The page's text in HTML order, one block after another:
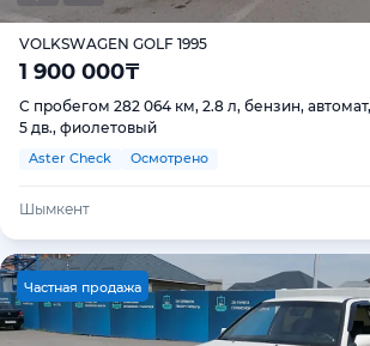
VOLKSWAGEN GOLF 1995
1 900 000₸
С пробегом 282 064 км, 2.8 л, бензин,
5 дв., фиолетовый
Aster Check Осмотрено
Шымкент
Частная продажа